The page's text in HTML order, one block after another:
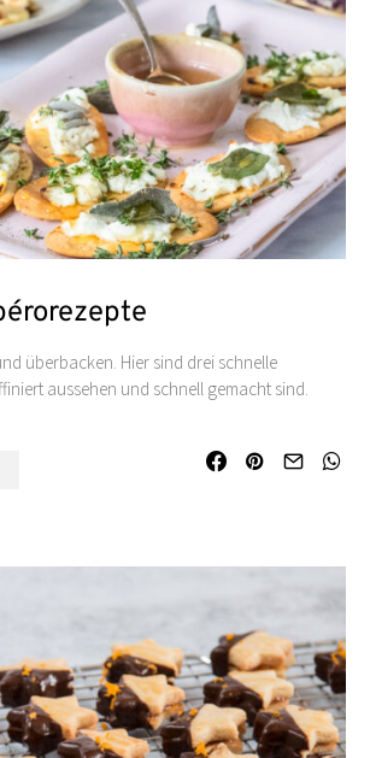
überbacken. Hier sind drei schnelle
aussehen und schnell gemacht sind.